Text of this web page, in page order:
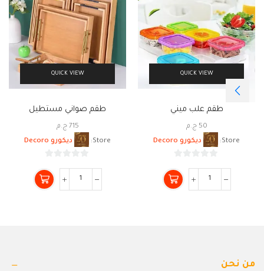
QUICK VIEW
طقم علب ميني
50 ج.م
Store:
ديكورو Decoro
من
5
QUICK VIEW
طقم صواني مستطيل
715 ج.م
Store:
ديكورو Decoro
من
5
من نحن